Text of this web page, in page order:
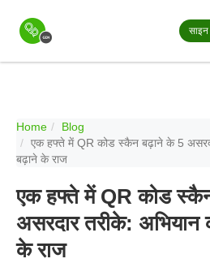
Home
Blog
एक हफ्ते में QR कोड स्कैन बढ़ाने के 5
बढ़ाने के राज
एक हफ्ते में QR कोड
असरदार तरीके:
के राज